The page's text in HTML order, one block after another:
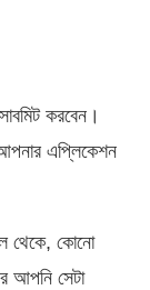
করবেন।
এপ্লিকেশন
থেকে, কোনো
আপনি সেটা